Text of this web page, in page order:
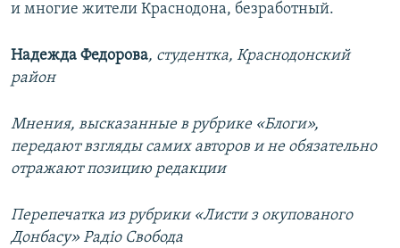
и многие жители Краснодона, безработный.
Надежда Федорова, студентка, Краснодонский
район
Мнения, высказанные в рубрике «Блоги»,
передают взгляды самих авторов и не обязательно
отражают позицию редакции
Перепечатка из рубрики «Листи з окупованого
Донбасу» Радіо Свобода